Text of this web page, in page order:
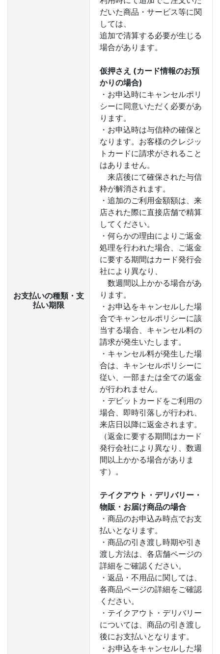
お支払いの種類・支
払い期限
だいた商品・サービス等に関
しては、
追加で清算する必要が生じる
場合があります。
仮押さえ (カード情報のお預
かりの場合)
・お申込時にキャンセルポリ
シーに同意いただく必要があ
ります。
・お申込時は与信枠の確保と
なります。お客様のクレジッ
トカードに請求がされること
はありません。
来店後にて確保された与信
枠が解消されます。
・追加のご利用金額額は、来
店された際に直接店舗で精算
してください。
・何らかの理由によりご返金
処理を行われた場合、ご返金
に要する期間はカード発行会
社により異なり、
数週間以上かかる場合があ
ります。
・お申込をキャンセルした場
合でキャンセルポリシーに該
当する場合、キャンセル料の
請求が発生いたします。
・キャンセル料が発生した場
合は、キャンセルポリシーに
従い、一部または全ての返金
が行われません。
・デビットカードをご利用の
場合、即時引落しが行われ、
来店日以降に返金されます。
（返金に要する期間はカード
発行会社により異なり、数週
間以上かかる場合がありま
す）。
テイクアウト・デリバリー・
物販・お届け商品の場合
・商品のお申込み時点でお支
払いとなります。
・商品の引き渡し時期や引き
渡し方法は、各店舗ページの
詳細をご確認ください。
・返品・不用品に関しては、
各商品ページの詳細をご確認
ください。
・テイクアウト・デリバリー
については、商品の引き渡し
後にお支払いとなります。
・お申込をキャンセルした場